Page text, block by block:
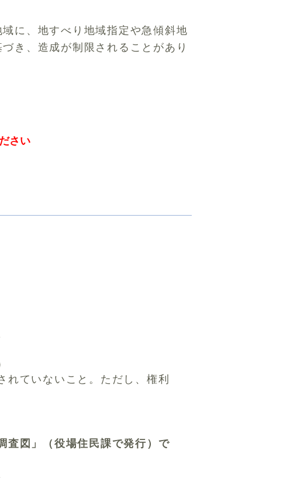
に、地すべり地域指定や急傾斜地
き、造成が制限されることがあり
さい
れていないこと。ただし、権利
図」（役場住民課で発行）で